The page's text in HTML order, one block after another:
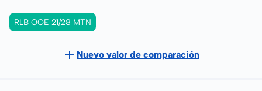
RLB OOE 21/28 MTN
Nuevo valor de comparación